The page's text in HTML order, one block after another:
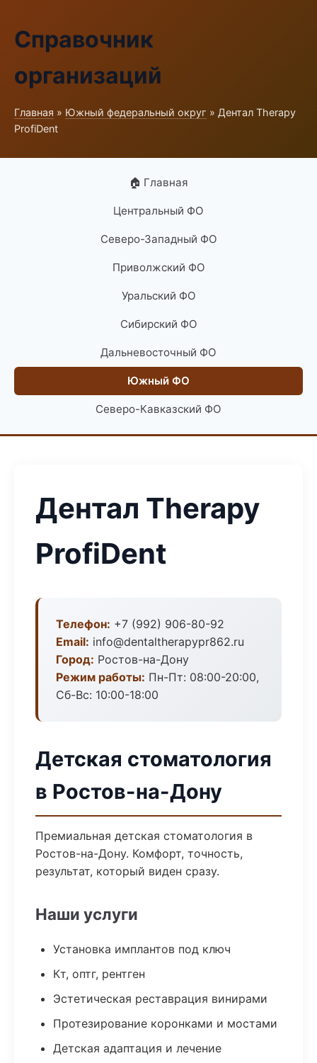
Справочник
организаций
Главная » Южный федеральный округ » Дентал Therapy
ProfiDent
🏠 Главная
Центральный ФО
Северо-Западный ФО
Приволжский ФО
Уральский ФО
Сибирский ФО
Дальневосточный ФО
Южный ФО
Северо-Кавказский ФО
Дентал Therapy
ProfiDent
Телефон: +7 (992) 906-80-92
Email: info@dentaltherapypr862.ru
Город: Ростов-на-Дону
Режим работы: Пн-Пт: 08:00-20:00,
Сб-Вс: 10:00-18:00
Детская стоматология
в Ростов-на-Дону
Премиальная детская стоматология в
Ростов-на-Дону. Комфорт, точность,
результат, который виден сразу.
Наши услуги
Установка имплантов под ключ
Кт, оптг, рентген
Эстетическая реставрация винирами
Протезирование коронками и мостами
Детская адаптация и лечение